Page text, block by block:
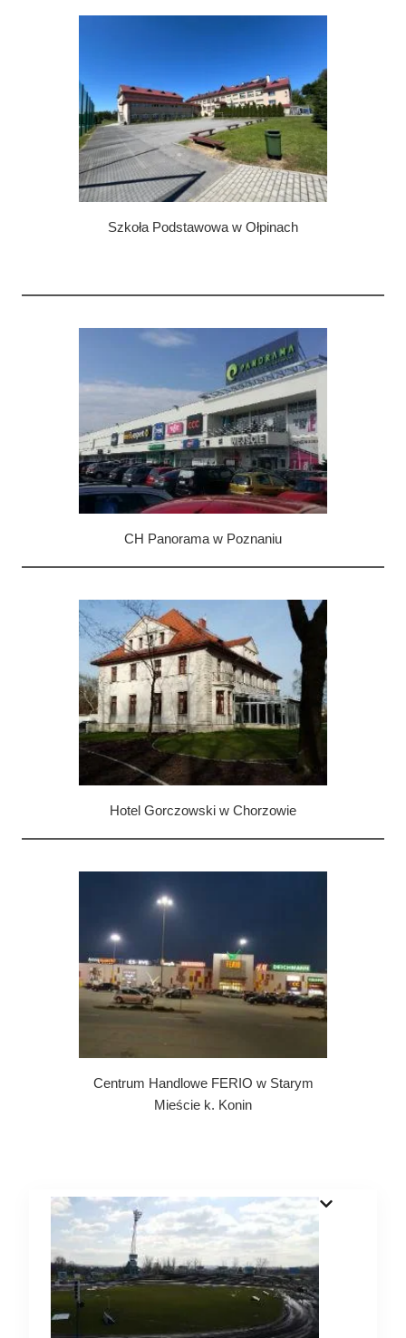
Szkoła Podstawowa w Ołpinach
kompleksowa wymiana instalacji
elektrycznej,
montaż oświetlenia DALI
wymiana instalacji LAN
CH Panorama w Poznaniu
Wykonane instalacje:
teletechniczna
sygnalizacji pożarowej (SAP),
dźwiękowy system ostrzegawczy (DSO)
Hotel Gorczowski w Chorzowie
Wykonane instalacje:
sygnalizacji pożarowej (SAP),
TV przemysłowej (CCTV),
kontroli dostępu,
teletechniczna
Nagłośnienie
Oddymianie
BMS
TV/SAT
Centrum Handlowe FERIO w Starym
Mieście k. Konin
sygnalizacji pożarowej (SAP),
dźwiękowy system ostrzegawczy
(DSO)
TV przemysłowej (CCTV),
kontroli dostępu,
teletechniczna